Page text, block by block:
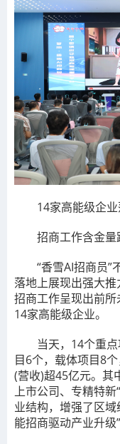
14家高能级企业
招商工作含金量
“香雪AI招商员”不
落地上展现出强大
招商工作呈现出前所
14家高能级企业。
当天，14个重点
目6个，载体项目8
(营收)超45亿元。其
上市公司、专精特
业结构，增强了区
能招商驱动产业升级